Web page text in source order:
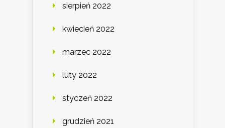
sierpień 2022
kwiecień 2022
marzec 2022
luty 2022
styczeń 2022
grudzień 2021